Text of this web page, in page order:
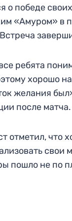
о победе
«Амуром» в
ребята
хорошо
желания
после матча.
отметил, что
свои
пошло не по